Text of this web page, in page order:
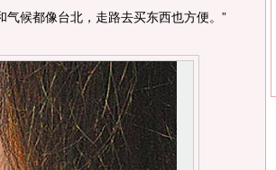
候都像台北，走路去买东西也方便。”